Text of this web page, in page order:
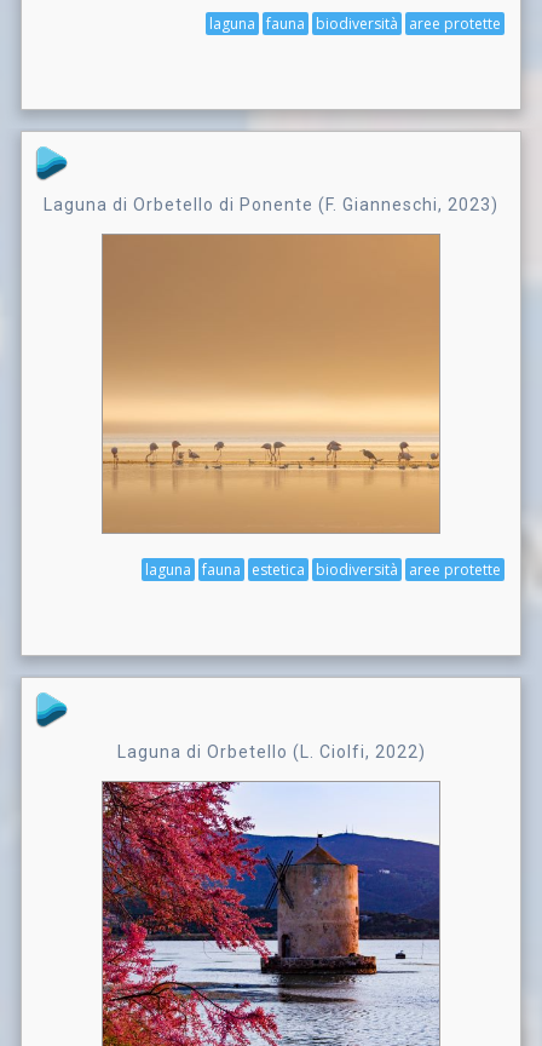
aree protette
biodiversità
fauna
laguna
Laguna di Orbetello di Ponente (F. Gianneschi, 2023)
aree protette
biodiversità
estetica
fauna
laguna
Laguna di Orbetello (L. Ciolfi, 2022)